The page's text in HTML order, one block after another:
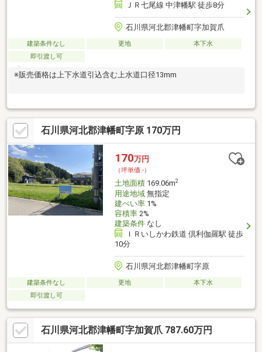
ＪＲ七尾線 中津幡駅 徒歩8分
石川県河北郡津幡町字加賀爪
建築条件なし 更地
本下水
即引渡し可
※販売価格は上下水道引込含む上水道口径13mm
石川県河北郡津幡町字原 170万円
170万円
（坪単価:-）
土地面積169.06m2
用途地域無指定
建ぺい率1%
容積率2%
建築条件なし
ＩＲいしかわ鉄道 倶利伽羅駅 徒歩
10分
石川県河北郡津幡町字原
建築条件なし 更地
本下水
即引渡し可
石川県河北郡津幡町字加賀爪 787.60万円